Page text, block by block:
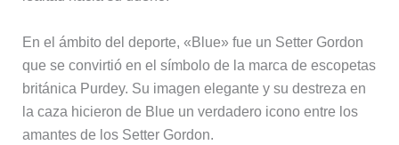
En el ámbito del deporte, «Blue» fue un Setter Gordon
que se convirtió en el símbolo de la marca de escopetas
británica Purdey. Su imagen elegante y su destreza en
la caza hicieron de Blue un verdadero icono entre los
amantes de los Setter Gordon.